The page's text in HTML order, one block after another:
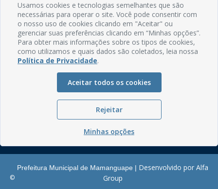
Fone: (83) 3292-2246
Email: comunicacao@mamanguape.pb.gov.br
Expediente: Segunda à Sexta, das 08h às 13h
Mapa do Site
Perguntas frequentes
Manual de Navegação
Glossário
Ouvidoria
Serviços Internos
Política de Privacidade
©
Prefeitura Municipal de Mamanguape | Desenvolvido por Alfa
Group
Usamos cookies e tecnologias semelhantes que são
necessárias para operar o site. Você pode consentir com
o nosso uso de cookies clicando em "Aceitar" ou
gerenciar suas preferências clicando em “Minhas opções”.
Para obter mais informações sobre os tipos de cookies,
como utilizamos e quais dados são coletados, leia nossa
Política de Privacidade.
Aceitar todos os cookies
Rejeitar
Minhas opções